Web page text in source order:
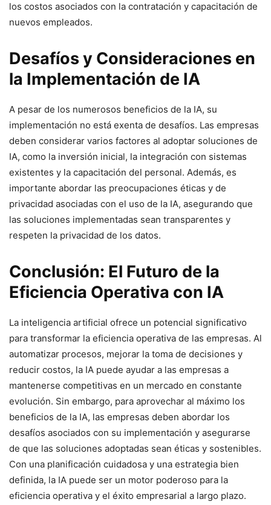
los costos asociados con la contratación y capacitación de
nuevos empleados.
Desafíos y Consideraciones en
la Implementación de IA
A pesar de los numerosos beneficios de la IA, su
implementación no está exenta de desafíos. Las empresas
deben considerar varios factores al adoptar soluciones de
IA, como la inversión inicial, la integración con sistemas
existentes y la capacitación del personal. Además, es
importante abordar las preocupaciones éticas y de
privacidad asociadas con el uso de la IA, asegurando que
las soluciones implementadas sean transparentes y
respeten la privacidad de los datos.
Conclusión: El Futuro de la
Eficiencia Operativa con IA
La inteligencia artificial ofrece un potencial significativo
para transformar la eficiencia operativa de las empresas. Al
automatizar procesos, mejorar la toma de decisiones y
reducir costos, la IA puede ayudar a las empresas a
mantenerse competitivas en un mercado en constante
evolución. Sin embargo, para aprovechar al máximo los
beneficios de la IA, las empresas deben abordar los
desafíos asociados con su implementación y asegurarse
de que las soluciones adoptadas sean éticas y sostenibles.
Con una planificación cuidadosa y una estrategia bien
definida, la IA puede ser un motor poderoso para la
eficiencia operativa y el éxito empresarial a largo plazo.